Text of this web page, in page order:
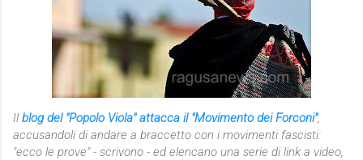
Ilblog del "Popolo Viola" attacca il "Movimento dei Forconi",
accusandoli di andare a braccetto con i movimenti fascisti:
"ecco le prove" - scrivono - ed elencano una serie di link a video,